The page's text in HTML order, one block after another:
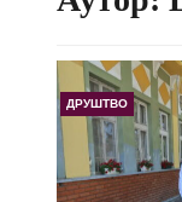
ДРУШТВО